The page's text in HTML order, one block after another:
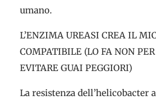
umano.
L’ENZIMA UREASI CREA IL
COMPATIBILE (LO FA NON
EVITARE GUAI PEGGIORI)
La resistenza dell’helicobacter